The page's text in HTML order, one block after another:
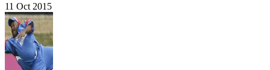
11 Oct 2015